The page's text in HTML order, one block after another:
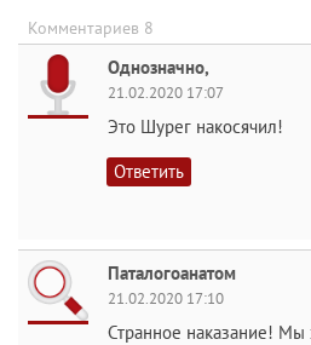
Комментариев 8
Однозначно,
21.02.2020 17:07
Это Шурег накосячил!
Ответить
Паталогоанатом
21.02.2020 17:10
Странное наказание! Мы